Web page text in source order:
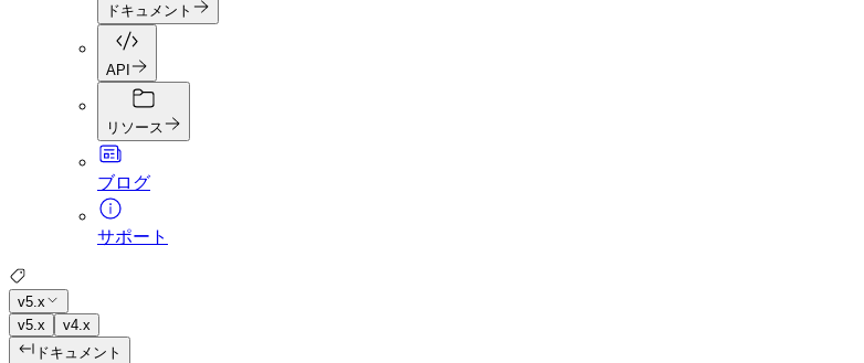
ドキュメント
API
リソース
ブログ
サポート
v5.x
v5.x
v4.x
ドキュメント